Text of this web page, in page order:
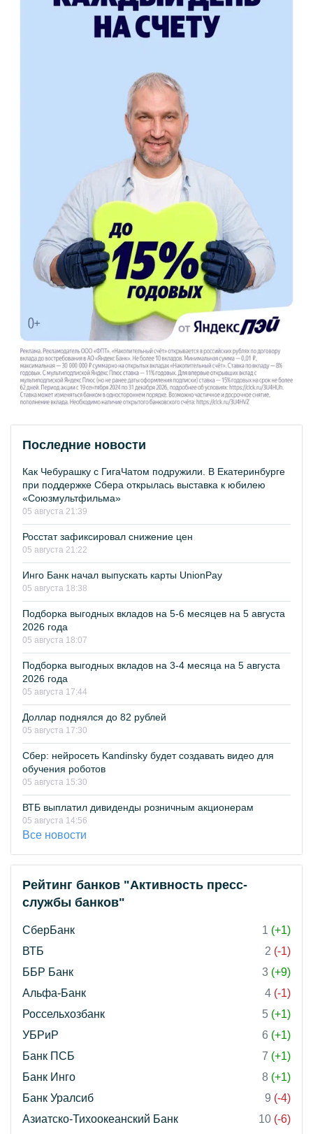
Последние новости
Как Чебурашку с ГигаЧатом подружили. В Екатеринбурге
при поддержке Сбера открылась выставка к юбилею
«Союзмультфильма»
05 августа 21:39
Росстат зафиксировал снижение цен
05 августа 21:22
Инго Банк начал выпускать карты UnionPay
05 августа 18:38
Подборка выгодных вкладов на 5-6 месяцев на 5 августа
2026 года
05 августа 18:07
Подборка выгодных вкладов на 3-4 месяца на 5 августа
2026 года
05 августа 17:44
Доллар поднялся до 82 рублей
05 августа 17:30
Сбер: нейросеть Kandinsky будет создавать видео для
обучения роботов
05 августа 15:30
ВТБ выплатил дивиденды розничным акционерам
05 августа 14:56
Все новости
Рейтинг банков "Активность пресс-
службы банков"
СберБанк 1 (+1)
ВТБ
2 (-1)
ББР Банк
3 (+9)
Альфа-Банк
4 (-1)
Россельхозбанк
5 (+1)
УБРиР
6 (+1)
Банк ПСБ
7 (+1)
Банк Инго
8 (+1)
Банк Уралсиб
9 (-4)
Азиатско-Тихоокеанский Банк
10 (-6)